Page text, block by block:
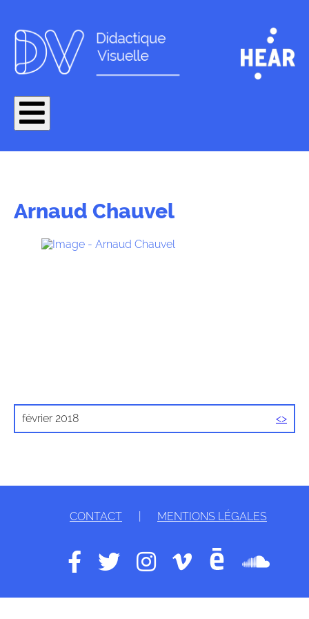
Arnaud Chauvel
février 2018 <>
CONTACT MENTIONS LÉGALES